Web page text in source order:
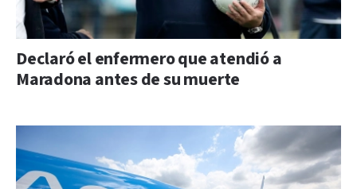
Declaró el enfermero que atendió a
Maradona antes de su muerte